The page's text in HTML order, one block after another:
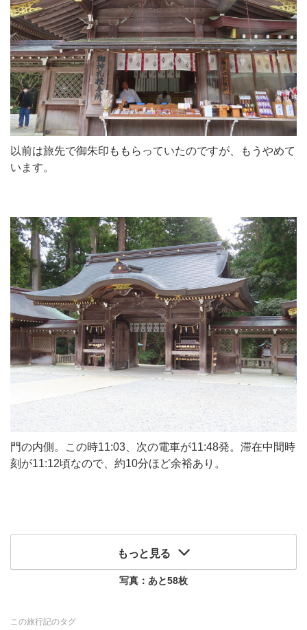
以前は旅先で御朱印ももらっていたのですが、もうやめて
います。
門の内側。この時11:03、次の電車が11:48発。滞在中間時
刻が11:12頃なので、約10分ほど余裕あり。
もっと見る
写真：あと58枚
この旅行記のタグ